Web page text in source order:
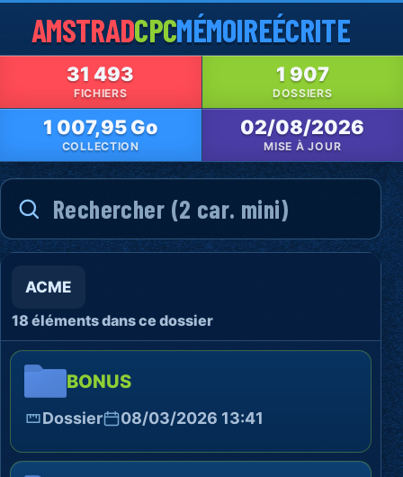
AMSTRADCPCMÉMOIREÉCRITE
31 493
FICHIERS
1 907
DOSSIERS
1 007,95 Go
COLLECTION
02/08/2026
MISE À JOUR
ACME
18 éléments dans ce dossier
BONUS
Dossier 08/03/2026 13:41